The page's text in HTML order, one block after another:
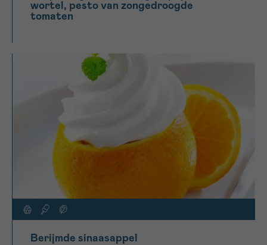
wortel, pesto van zongedroogde
tomaten
Berijmde sinaasappel